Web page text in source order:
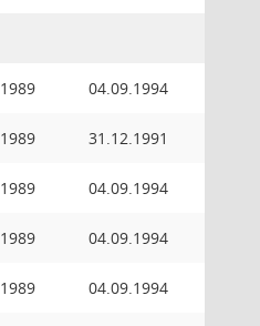
04.09.1994
31.12.1991
04.09.1994
04.09.1994
04.09.1994